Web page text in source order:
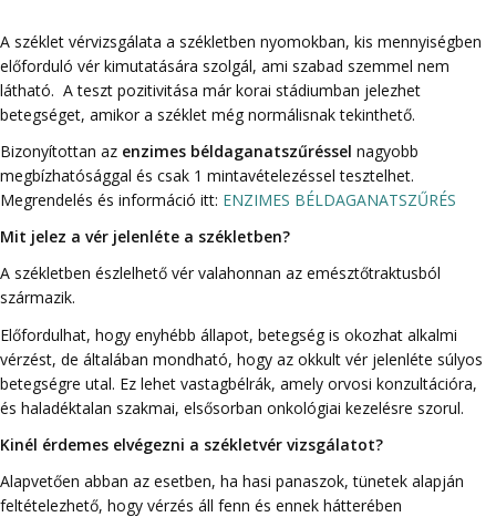
A széklet vérvizsgálata a székletben nyomokban, kis mennyiségben
előforduló vér kimutatására szolgál, ami szabad szemmel nem
látható. A teszt pozitivitása már korai stádiumban jelezhet
betegséget, amikor a széklet még normálisnak tekinthető.
Bizonyítottan az enzimes béldaganatszűréssel nagyobb
megbízhatósággal és csak 1 mintavételezéssel tesztelhet.
Megrendelés és információ itt: ENZIMES BÉLDAGANATSZŰRÉS
Mit jelez a vér jelenléte a székletben?
A székletben észlelhető vér valahonnan az emésztőtraktusból
származik.
Előfordulhat, hogy enyhébb állapot, betegség is okozhat alkalmi
vérzést, de általában mondható, hogy az okkult vér jelenléte súlyos
betegségre utal. Ez lehet vastagbélrák, amely orvosi konzultációra,
és haladéktalan szakmai, elsősorban onkológiai kezelésre szorul.
Kinél érdemes elvégezni a székletvér vizsgálatot?
Alapvetően abban az esetben, ha hasi panaszok, tünetek alapján
feltételezhető, hogy vérzés áll fenn és ennek hátterében